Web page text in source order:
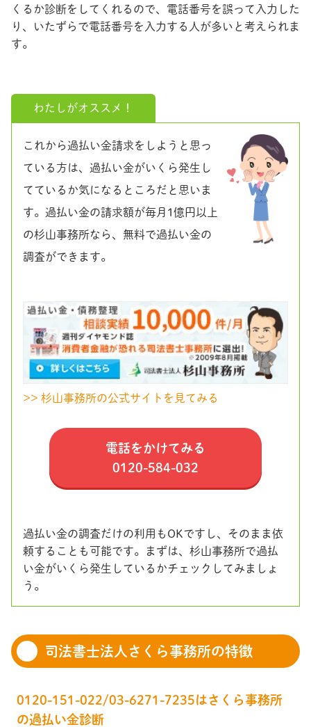
くるか診断をしてくれるので、電話番号を誤って入力した
り、いたずらで電話番号を入力する人が多いと考えられま
す。
わたしがオススメ！
これから過払い金請求をしようと思っ
ている方は、過払い金がいくら発生し
てているか気になるところだと思いま
す。過払い金の請求額が毎月1億円以上
の杉山事務所なら、無料で過払い金の
調査ができます。
>> 杉山事務所の公式サイトを見てみる
電話をかけてみる
0120-584-032
過払い金の調査だけの利用もOKですし、そのまま依
頼することも可能です。まずは、杉山事務所で過払
い金がいくら発生しているかチェックしてみましょ
う。
司法書士法人さくら事務所の特徴
0120-151-022/03-6271-7235はさくら事務所
の過払い金診断